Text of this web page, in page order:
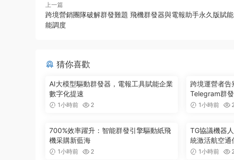
上一篇
跨境營銷團隊破解群發難題 飛機群發器與電報助手永久版賦
能調度
猜你喜歡
AI大模型驅動群發器，電報工具賦能企業
數字化提速
1小時前 2
跨境運營者告
Telegram群
1小時前
700%效率躍升：智能群發引擎驅動紙飛
機采購新藍海
1小時前 2
TG協議機器
統激活航空通
1小時前